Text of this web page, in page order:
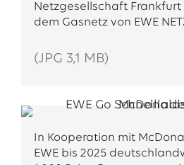
Netzgesellschaft Frankfurt
dem Gasnetz von EWE
(JPG 3,1 MB)
In Kooperation mit
EWE bis 2025